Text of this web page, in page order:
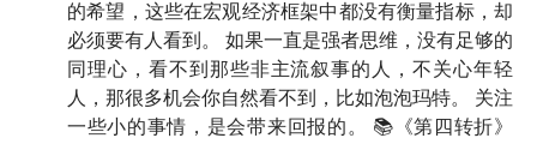
🪁 时间轴
04:02零八年次贷危机
，人人讨打的金融毕业生小跑
准备去泰国海边躺平，却转身成了当地银行的香饽饽？
的希望，这些在宏观经济框架中都没有衡量指标，却
必须要有人看到。 如果一直是强者思维，没有足够的
同理心，看不到那些非主流叙事的人，不关心年轻
人，那很多机会你自然看不到，比如泡泡玛特。 关注
一些小的事情，是会带来回报的。 📚《第四转折》